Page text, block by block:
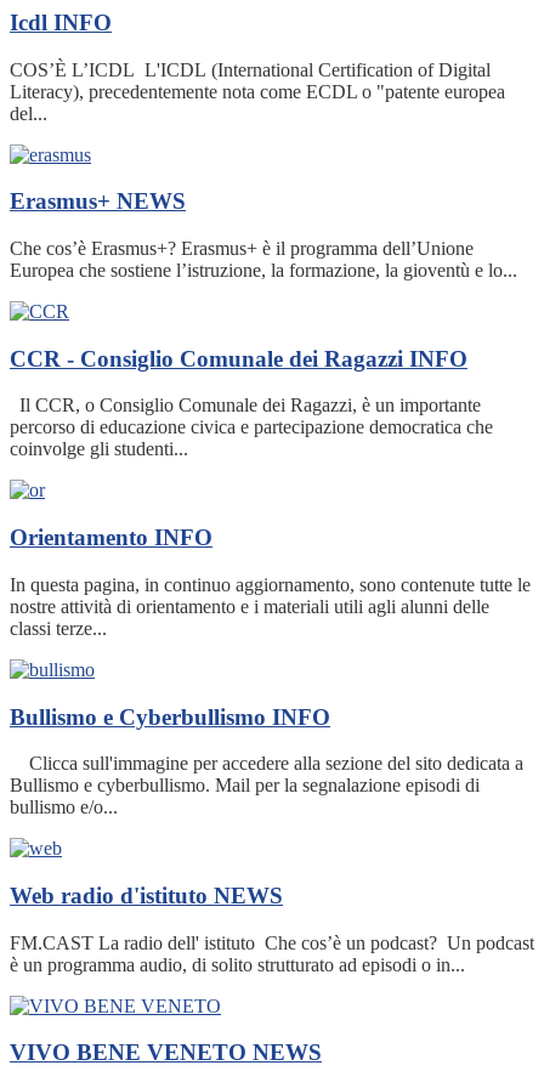
Icdl INFO
COS’È L’ICDL L'ICDL (International Certification of Digital
Literacy), precedentemente nota come ECDL o "patente europea
del...
Erasmus+ NEWS
Che cos’è Erasmus+? Erasmus+ è il programma dell’Unione
Europea che sostiene l’istruzione, la formazione, la gioventù e lo...
CCR - Consiglio Comunale dei Ragazzi INFO
Il CCR, o Consiglio Comunale dei Ragazzi, è un importante
percorso di educazione civica e partecipazione democratica che
coinvolge gli studenti...
Orientamento INFO
In questa pagina, in continuo aggiornamento, sono contenute tutte le
nostre attività di orientamento e i materiali utili agli alunni delle
classi terze...
Bullismo e Cyberbullismo INFO
Clicca sull'immagine per accedere alla sezione del sito dedicata a
Bullismo e cyberbullismo. Mail per la segnalazione episodi di
bullismo e/o...
Web radio d'istituto NEWS
FM.CAST La radio dell' istituto Che cos’è un podcast? Un podcast
è un programma audio, di solito strutturato ad episodi o in...
VIVO BENE VENETO NEWS